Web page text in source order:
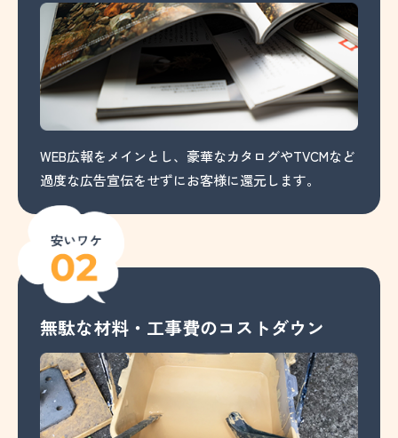
WEB広報をメインとし、豪華なカタログやTVCMなど
過度な広告宣伝をせずにお客様に還元します。
無駄な材料・工事費のコストダウン